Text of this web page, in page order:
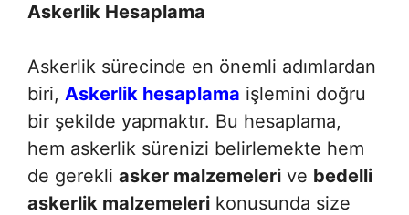
Askerlik Hesaplama
Askerlik sürecinde en önemli adımlardan
biri, Askerlik hesaplama işlemini doğru
bir şekilde yapmaktır. Bu hesaplama,
hem askerlik sürenizi belirlemekte hem
de gerekli asker malzemeleri ve bedelli
askerlik malzemeleri konusunda size